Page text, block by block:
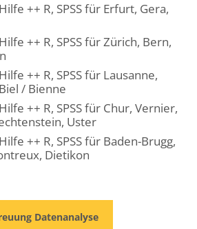
++ R, SPSS für Erfurt, Gera,
++ R, SPSS für Zürich, Bern,
++ R, SPSS für Lausanne,
/ Bienne
++ R, SPSS für Chur, Vernier,
Uster
++ R, SPSS für Baden-Brugg,
Dietikon
Datenanalyse